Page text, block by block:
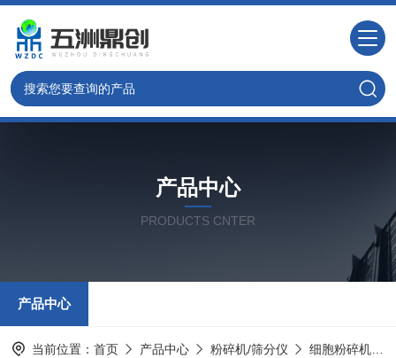
产品中心
PRODUCTS CNTER
产品中心
当前位置： 首页 产品中心 粉碎机/筛分仪 细胞粉碎机